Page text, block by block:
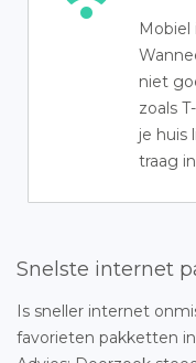
Mobiel
niet
zoals
je huis
traag
Snelste internet
Is sneller internet
favorieten pakketten